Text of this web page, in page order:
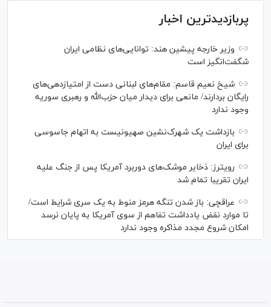
پربازدیدترین اخبار
وزیر خارجه پیشین هند: توانایی‌های نظامی ایران
شگفت‌انگیز است
شیخ نعیم قاسم: مقام‌های لبنانی دست از امتیازدهی‌های
رایگان بردارند/ مانعی برای دیدار میان حزب‌الله و رهبری سوریه
وجود ندارد
بازداشت یک شهرک‌نشین صهیونیست به اتهام جاسوسی
برای ایران
رویترز: ذخایر موشک‌های دوربرد آمریکا پس از جنگ علیه
ایران تقریبا تمام شد
عراقچی: باز شدن تنگه هرمز منوط به یک سری شرایط است/
تا موارد نقض یادداشت تفاهم از سوی آمریکا به پایان نرسد
امکان شروع مجدد مذاکره وجود ندارد